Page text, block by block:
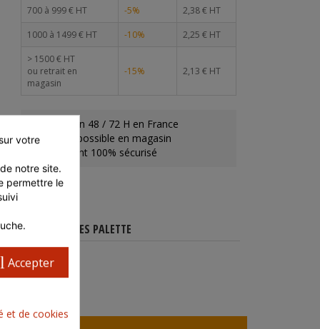
700 à 999 € HT
-5%
2,38 € HT
1000 à 1499 € HT
-10%
2,25 € HT
> 1500 € HT
ou retrait en
magasin
-15% 2,13 € HT
Livraison 48 / 72 H en France
Retrait possible en magasin
Paiement 100% sécurisé
CARACTÉRISTIQUES PALETTE
votre
notre site.
permettre le
Accepter
et de cookies